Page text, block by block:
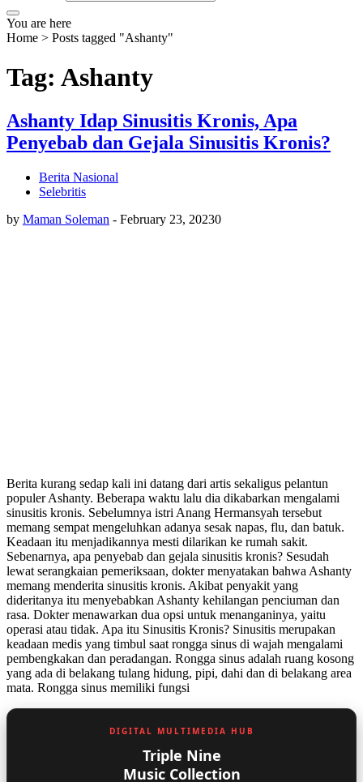
You are here
Home > Posts tagged "Ashanty"
Tag: Ashanty
Ashanty Idap Sinusitis Kronis, Apa
Penyebab dan Gejala Sinusitis Kronis?
Berita Nasional
Selebritis
by Maman Soleman - February 23, 20230
Berita kurang sedap kali ini datang dari artis sekaligus pelantun
populer Ashanty. Beberapa waktu lalu dia dikabarkan mengalami
sinusitis kronis. Sebelumnya istri Anang Hermansyah tersebut
memang sempat mengeluhkan adanya sesak napas, flu, dan batuk.
Keadaan itu menjadikannya mesti dilarikan ke rumah sakit.
Sebenarnya, apa penyebab dan gejala sinusitis kronis? Sesudah
lewat serangkaian pemeriksaan, dokter menyatakan bahwa Ashanty
memang menderita sinusitis kronis. Akibat penyakit yang
dideritanya itu menyebabkan Ashanty kehilangan penciuman dan
rasa. Dokter menawarkan dua opsi untuk menanganinya, yaitu
operasi atau tidak. Apa itu Sinusitis Kronis? Sinusitis merupakan
keadaan medis yang timbul saat rongga sinus di wajah mengalami
pembengkakan dan peradangan. Rongga sinus adalah ruang kosong
yang ada di belakang tulang hidung, pipi, dahi dan di belakang area
mata. Rongga sinus memiliki fungsi
DIGITAL MULTIMEDIA HUB
Triple Nine
Music Collection